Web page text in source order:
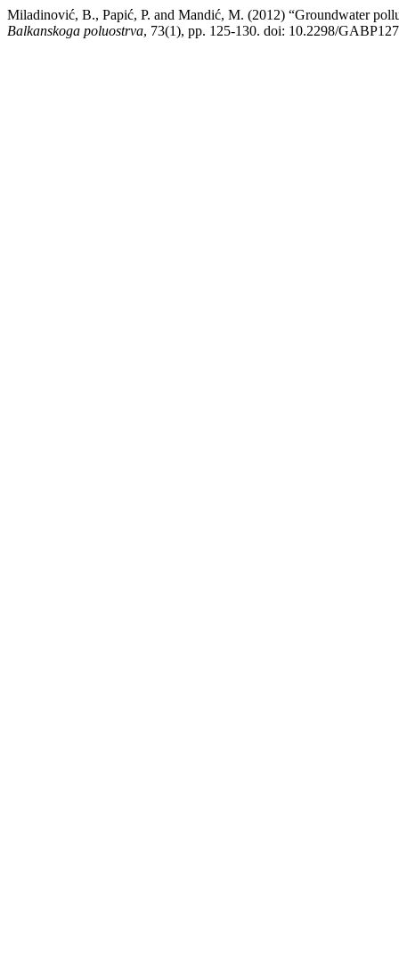
Miladinović, B., Papić, P. and Mandić, M. (2012) “Groundwater
Balkanskoga poluostrva, 73(1), pp. 125-130. doi: 10.2298/